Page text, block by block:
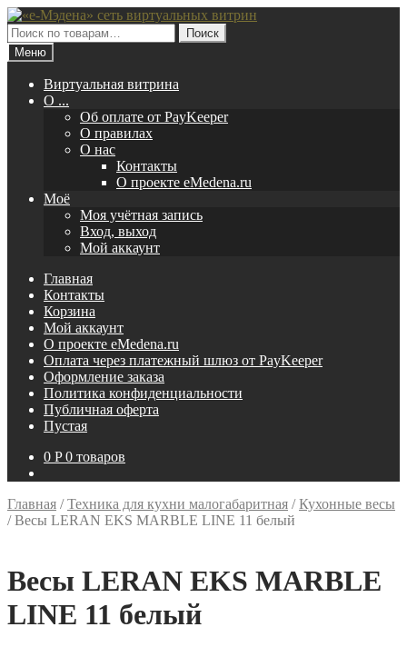
Перейти
к
навигации
Перейти
к
содержимому
Искать:
Поиск
Меню
Виртуальная витрина
O ...
Об оплате от PayKeeper
О правилах
О нас
Контакты
О проекте eMedena.ru
Моё
Моя учётная запись
Вход, выход
Мой аккаунт
Главная
Контакты
Корзина
Мой аккаунт
О проекте eMedena.ru
Оплата через платежный шлюз от PayKeeper
Оформление заказа
Политика конфиденциальности
Публичная оферта
Пустая
0 P 0 товаров
Главная /Техника для кухни малогабаритная /Кухонные весы
/Весы LERAN EKS MARBLE LINE 11 белый
Весы LERAN EKS MARBLE
LINE 11 белый